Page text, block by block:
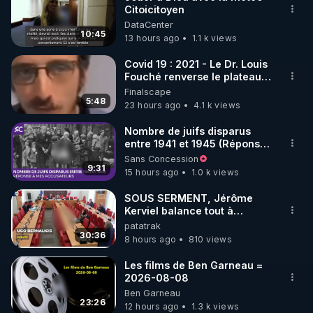
🌱 INSTAGRAM
https://www.instagram.com/rdlr_thierrycasasnovas/
http://rgnr.li/instagram
🌱 LA NEWSLETTER
Pour ne pas rater l’actualité RGNR (stages,
http://rgnr.li/news
🌱 VIDÉOS NON CENSURÉES SUR ODYSEE
Toutes les vidéos Youtube sont aussi sur la
http://rgnr.li/odysee
🌱 LES STAGES EN PRÉSENTIEL
http://rgnr.li/stages
10:45
Citoicitoyen
DataCenter
13 hours ago
1.1 k views
5:48
Covid 19 : 2021 - Le Dr. Louis
Fouché renverse le plateau
de CNews !
Finalscape
23 hours ago
4.1 k views
9:31
Nombre de juifs disparus
entre 1941 et 1945 (Réponse
à mes accusateurs)
Sans Concession
15 hours ago
1.0 k views
30:36
SOUS SERMENT, Jérôme
Kerviel balance tout à
l'Assemblée !
patatrak
8 hours ago
810 views
23:26
Les films de Ben Garneau =
2026-08-08
Ben Garneau
12 hours ago
1.3 k views